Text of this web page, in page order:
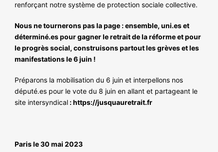
renforçant notre système de protection sociale collective.
Nous ne tournerons pas la page : ensemble, uni.es et
déterminé.es pour gagner le retrait de la réforme et pour
le progrès social, construisons partout les grèves et les
manifestations le 6 juin !
Préparons la mobilisation du 6 juin et interpellons nos
député.es pour le vote du 8 juin en allant et partageant le
site intersyndical :https://jusquauretrait.fr
Paris le 30 mai 2023